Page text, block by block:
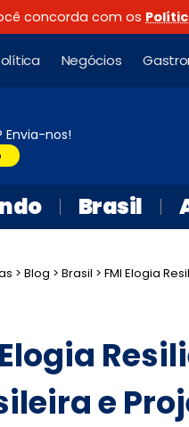
concorda com os
Negócios
nos!
Brasil
> Blog > Brasil > FMI Elogia
e